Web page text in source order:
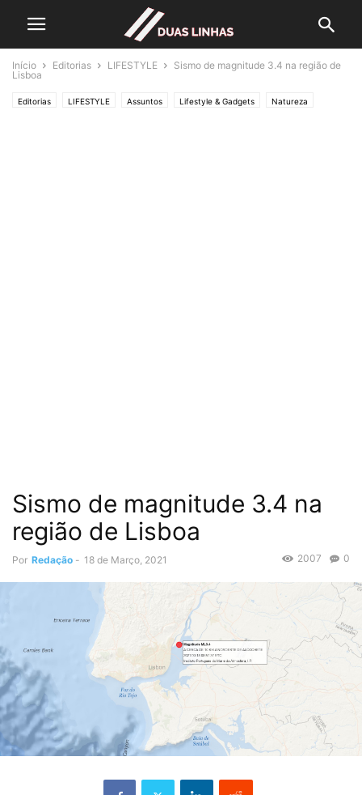
Início Editorias LIFESTYLE
Sismo de magnitude 3.4 na região de
Lisboa
Editorias LIFESTYLE Assuntos Lifestyle & Gadgets Natureza
Sismo de magnitude 3.4 na
região de Lisboa
Por Redação - 18 de Março, 2021 0
2007